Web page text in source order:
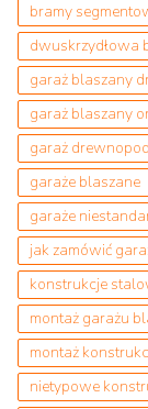
bramy
dwuskrzydłowa
garaż blaszany
garaż blaszany
garaż
garaże blaszane
garaże
jak zamówić
konstrukcje
montaż garażu
montaż
nietypowe